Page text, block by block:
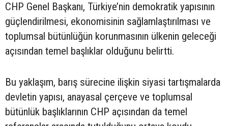
CHP Genel Başkanı, Türkiye’nin demokratik yapısının
güçlendirilmesi, ekonomisinin sağlamlaştırılması ve
toplumsal bütünlüğün korunmasının ülkenin geleceği
açısından temel başlıklar olduğunu belirtti.
Bu yaklaşım, barış sürecine ilişkin siyasi tartışmalarda
devletin yapısı, anayasal çerçeve ve toplumsal
bütünlük başlıklarının CHP açısından da temel